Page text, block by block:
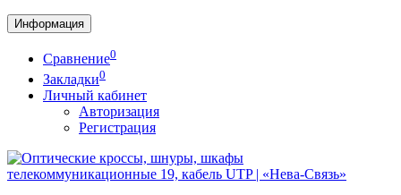
Информация
Сравнение0
Закладки0
Личный кабинет
Авторизация
Регистрация